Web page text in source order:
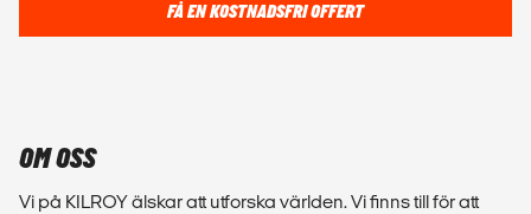
FÅ EN KOSTNADSFRI OFFERT
OM OSS
Vi på KILROY älskar att utforska världen. Vi finns till för att